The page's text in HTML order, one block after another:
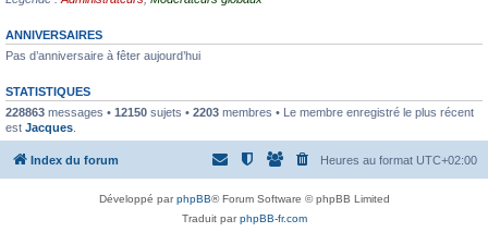
ANNIVERSAIRES
Pas d’anniversaire à fêter aujourd’hui
STATISTIQUES
228863 messages • 12150 sujets • 2203 membres • Le membre enregistré le plus récent
est Jacques
Index du forum Heures au format UTC+02:00
Développé parphpBB® Forum Software © phpBB Limited
Traduit parphpBB-fr.com